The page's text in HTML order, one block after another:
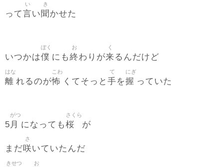
って言
い
い 聞
き
かせた
いつかは僕
ぼく
にも終
お
わりが来
く
るんだけど
離
はな
れるのが怖
こわ
くてそっと 手
て
を握
にぎ
っていた
5 月
がつ
になっても桜
さくら
が
まだ咲
さ
いていたんだ
きせつ お